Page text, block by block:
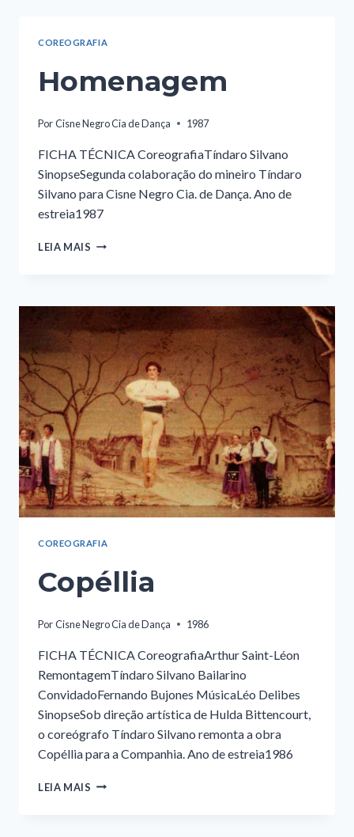
COREOGRAFIA
Homenagem
PorCisne Negro Cia de Dança 1987
FICHA TÉCNICA CoreografiaTíndaro Silvano
SinopseSegunda colaboração do mineiro Tíndaro
Silvano para Cisne Negro Cia. de Dança. Ano de
estreia1987
LEIA MAIS HOMENAGEM
COREOGRAFIA
Copéllia
PorCisne Negro Cia de Dança 1986
FICHA TÉCNICA CoreografiaArthur Saint-Léon
RemontagemTíndaro Silvano Bailarino
ConvidadoFernando Bujones MúsicaLéo Delibes
SinopseSob direção artística de Hulda Bittencourt,
o coreógrafo Tíndaro Silvano remonta a obra
Copéllia para a Companhia. Ano de estreia1986
LEIA MAIS COPÉLLIA